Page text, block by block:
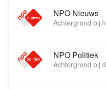
NPO Nieuws
Achtergrond bij
NPO Politiek
Achtergrond bij